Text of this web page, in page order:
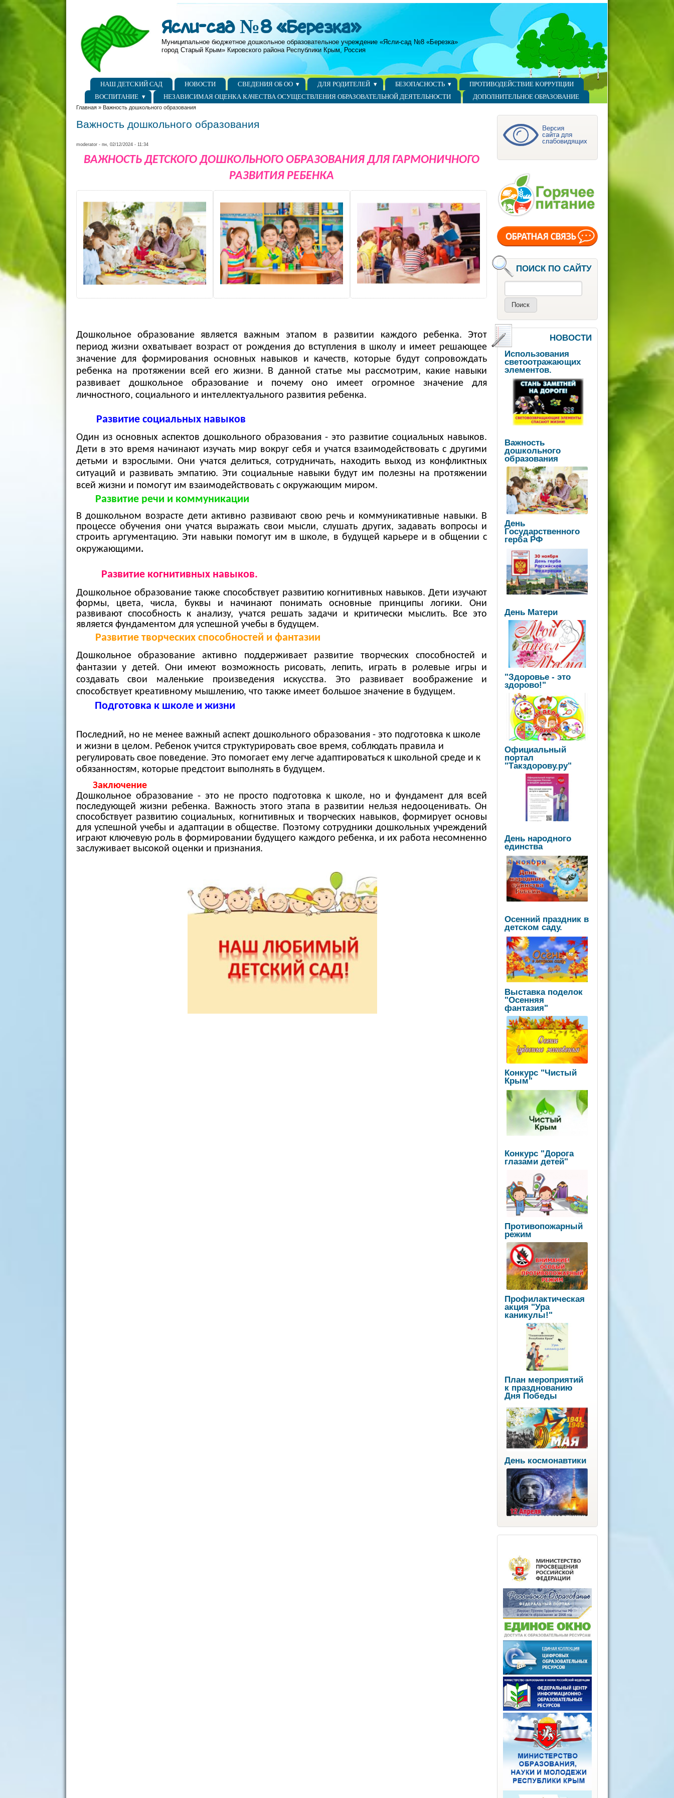
Перейти к основному содержанию
Skip to search
Ясли-сад №8 «Березка»
Муниципальное бюджетное дошкольное образовательное учреждение «Ясли-сад №8 «Березка»
город Старый Крым» Кировского района Республики Крым, Россия
Главное менюНАШ ДЕТСКИЙ САД НОВОСТИ СВЕДЕНИЯ ОБ ОО ДЛЯ РОДИТЕЛЕЙ БЕЗОПАСНОСТЬ
ПРОТИВОДЕЙСТВИЕ КОРРУПЦИИ
ВОСПИТАНИЕ
НЕЗАВИСИМАЯ ОЦЕНКА КАЧЕСТВА ОСУЩЕСТВЛЕНИЯ ОБРАЗОВАТЕЛЬНОЙ ДЕЯТЕЛЬНОСТИ
ДОПОЛНИТЕЛЬНОЕ ОБРАЗОВАНИЕ
Вы здесь
Главная» Важность дошкольного образования
Важность дошкольного образования
moderator- пн, 02/12/2024 - 11:34
ВАЖНОСТЬ ДЕТСКОГО ДОШКОЛЬНОГО ОБРАЗОВАНИЯ ДЛЯ ГАРМОНИЧНОГО
РАЗВИТИЯ РЕБЕНКА
Дошкольное образование является важным этапом в развитии каждого ребенка. Этот
период жизни охватывает возраст от рождения до вступления в школу и имеет решающее
значение для формирования основных навыков и качеств, которые будут сопровождать
ребенка на протяжении всей его жизни. В данной статье мы рассмотрим, какие навыки
развивает дошкольное образование и почему оно имеет огромное значение для
личностного, социального и интеллектуального развития ребенка.
Развитие социальных навыков
Один из основных аспектов дошкольного образования - это развитие социальных навыков.
Дети в это время начинают изучать мир вокруг себя и учатся взаимодействовать с другими
детьми и взрослыми. Они учатся делиться, сотрудничать, находить выход из конфликтных
ситуаций и развивать эмпатию. Эти социальные навыки будут им полезны на протяжении
всей жизни и помогут им взаимодействовать с окружающим миром.
Развитие речи и коммуникации
В дошкольном возрасте дети активно развивают свою речь и коммуникативные навыки. В
процессе обучения они учатся выражать свои мысли, слушать других, задавать вопросы и
строить аргументацию. Эти навыки помогут им в школе, в будущей карьере и в общении с
окружающими.
Развитие когнитивных навыков.
Дошкольное образование также способствует развитию когнитивных навыков. Дети изучают
формы, цвета, числа, буквы и начинают понимать основные принципы логики. Они
развивают способность к анализу, учатся решать задачи и критически мыслить. Все это
является фундаментом для успешной учебы в будущем.
Развитие творческих способностей и фантазии
Дошкольное образование активно поддерживает развитие творческих способностей и
фантазии у детей. Они имеют возможность рисовать, лепить, играть в ролевые игры и
создавать свои маленькие произведения искусства. Это развивает воображение и
способствует креативному мышлению, что также имеет большое значение в будущем.
Подготовка к школе и жизни
Последний, но не менее важный аспект дошкольного образования - это подготовка к школе
и жизни в целом. Ребенок учится структурировать свое время, соблюдать правила и
регулировать свое поведение. Это помогает ему легче адаптироваться к школьной среде и к
обязанностям, которые предстоит выполнять в будущем.
Заключение
Дошкольное образование - это не просто подготовка к школе, но и фундамент для всей
последующей жизни ребенка. Важность этого этапа в развитии нельзя недооценивать. Он
способствует развитию социальных, когнитивных и творческих навыков, формирует основы
для успешной учебы и адаптации в обществе. Поэтому сотрудники дошкольных учреждений
играют ключевую роль в формировании будущего каждого ребенка, и их работа несомненно
заслуживает высокой оценки и признания.
ПОИСК ПО САЙТУ
НОВОСТИ
Использования
светоотражающих
элементов.
Важность
дошкольного
образования
День
Государственного
герба РФ
День Матери
"Здоровье - это
здорово!"
Официальный
портал
"Такздорову.ру"
День народного
единства
Осенний праздник в
детском саду.
Выставка поделок
"Осенняя
фантазия"
Конкурс "Чистый
Крым"
Конкурс "Дорога
глазами детей"
Противопожарный
режим
Профилактическая
акция "Ура
каникулы!"
План мероприятий
к празднованию
Дня Победы
День космонавтики